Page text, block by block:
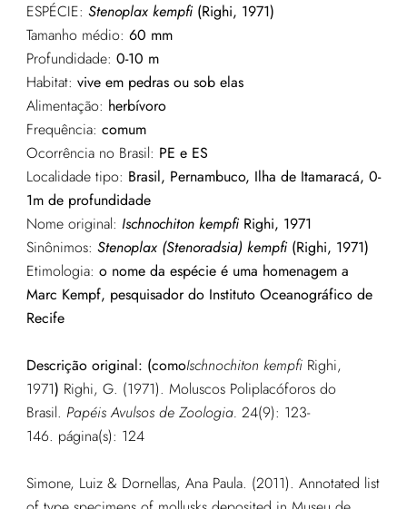
ESPÉCIE: Stenoplax kempfi(Righi, 1971)
Tamanho médio: 60 mm
Profundidade: 0-10 m
Habitat: vive em pedras ou sob elas
Alimentação: herbívoro
Frequência: comum
Ocorrência no Brasil: PE e ES
Localidade tipo: Brasil, Pernambuco, Ilha de Itamaracá, 0-
1m de profundidade
Nome original: Ischnochiton kempfiRighi, 1971
Sinônimos: Stenoplax (Stenoradsia) kempfi(Righi, 1971)
Etimologia: o nome da espécie é uma homenagem a
Marc Kempf, pesquisador do Instituto Oceanográfico de
Recife
Descrição original: (comoIschnochiton kempfiRighi,
1971) Righi, G. (1971). Moluscos Poliplacóforos do
Brasil. Papéis Avulsos de Zoologia. 24(9): 123-
146. página(s): 124
Simone, Luiz & Dornellas, Ana Paula. (2011). Annotated list